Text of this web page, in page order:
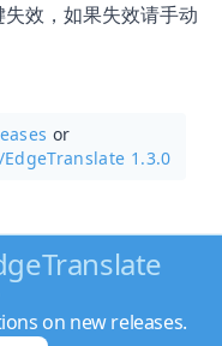
效，如果失效请手动
or
EdgeTranslate 1.3.0
on new releases.